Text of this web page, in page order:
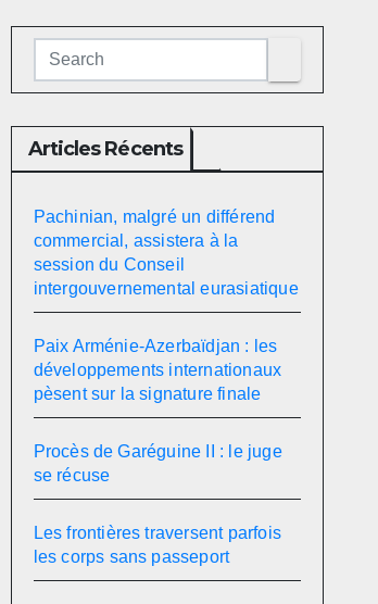
Articles Récents
Pachinian, malgré un différend
commercial, assistera à la
session du Conseil
intergouvernemental eurasiatique
Paix Arménie-Azerbaïdjan : les
développements internationaux
pèsent sur la signature finale
Procès de Garéguine II : le juge
se récuse
Les frontières traversent parfois
les corps sans passeport